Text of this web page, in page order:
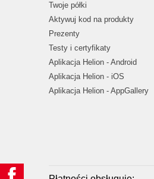
Twoje półki
Aktywuj kod na produkty
Prezenty
Testy i certyfikaty
Aplikacja Helion - Android
Aplikacja Helion - iOS
Aplikacja Helion - AppGallery